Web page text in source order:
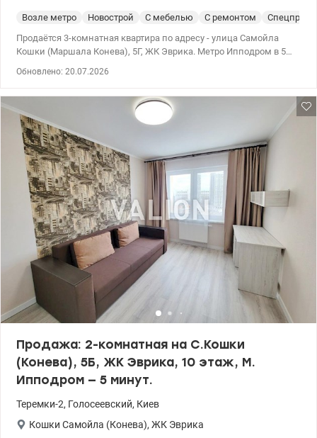
Возле метро Новострой С мебелью С ремонтом
Продаётся 3-комнатная квартира по адресу - улица Самойла
Кошки (Маршала Конева), 5Г, ЖК Эврика. Метро Ипподром в 5
мебелью и частичным ремонтом. 2 санузла, застеклённая
лоджия. Квартира очень тёплая. Счетчики на воду, свет,
отопление. Парадные ухоженые - консьерж, домофон,
видеонаблюдение, 3 лифта. Придомовая территория ухоженая и
обустроеная всем необходимым. Инфраструктура развита -
супермаркеты, торговые центры, школы, детские сады,
спортивные клубы, парки, скверы, поликлиника, церковь.
Звоните, спрашивайте, приходите! Будете довольны выбором.
Тел.(044) 200-10-80 valion.ua/1097886
Обновлено: 20.07.2026
Продажа: 2-комнатная на С.Кошки
(Конева), 5Б, ЖК Эврика, 10 этаж, М.
Ипподром — 5 минут.
Теремки-2, Голосеевский, Киев
Кошки Самойла (Конева), ЖК Эврика